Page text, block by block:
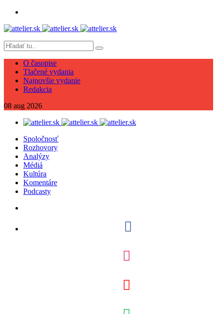
O časopise
Tlačené vydania
Najnovšie vydanie
Redakcia
08 aug 2026
Spoločnosť
Rozhovory
Analýzy
Médiá
Kultúra
Komentáre
Podcasty